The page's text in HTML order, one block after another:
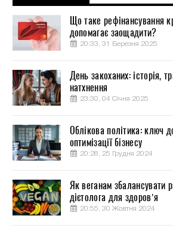
Що таке рефінансування
допомагає заощадити?
20:33, 31 Березня 2025
День закоханих: історія,
натхнення
23:30, 04 Січня 2025
Облікова політика: ключ
оптимізації бізнесу
20:28, 25 Грудня 2024
Як веганам збалансувати
дієтолога для здоров’я
20:55, 30 Жовтня 2024